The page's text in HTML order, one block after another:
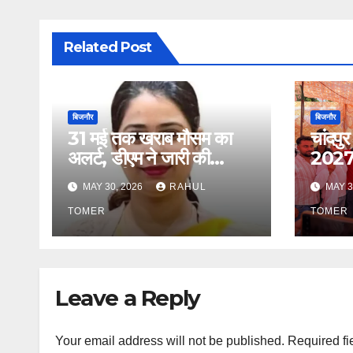
Related Post
बिजनौर
31 मई तक खराब मौसम का
अलर्ट, डीएम ने जारी की
एडवाइजरी
MAY 30, 2026 RAHUL
TOMER
बिजनौर
2027
MAY
TOMER
Leave a Reply
Your email address will not be published. Required